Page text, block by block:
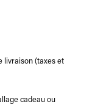
livraison (taxes et
cadeau ou